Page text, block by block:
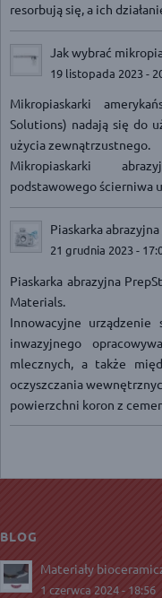
resorbują się, a ich
Jak wybrać
19 listopada 2023 -
Mikropiaskarki
Solutions) nadają się do
użycia zewnątrzustnego.
Mikropiaskarki
podstawowego ścierniwa
Piaskarka
21 grudnia 2023 -
Piaskarka abrazyjna
Materials.
Innowacyjne
inwazyjnego
mlecznych, a także
oczyszczania
powierzchni koron z
BLOG
Materiały
1 czerwca 2024 - 18:56